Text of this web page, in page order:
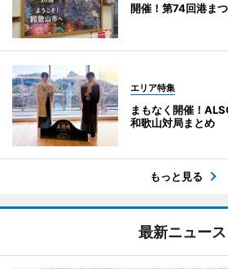
開催！第74回港ま
エリア特集
まもなく開催！
和歌山対局まとめ
もっと見る
最新ニュース